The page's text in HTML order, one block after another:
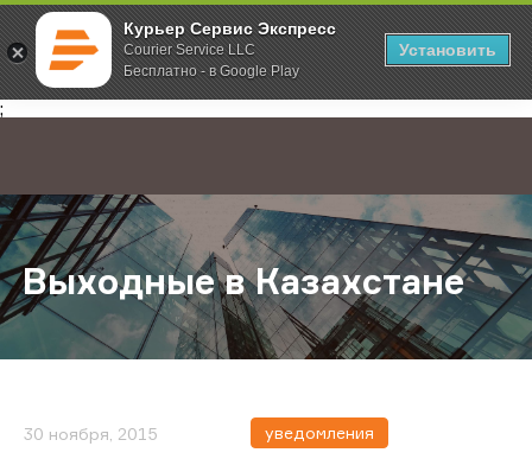
Курьер Сервис Экспресс
Courier Service LLC
Бесплатно - в Google Play
Установить
;
Главная О компании Новости Выходные в Казахстане
Выходные в Казахстане
30 ноября, 2015 уведомления